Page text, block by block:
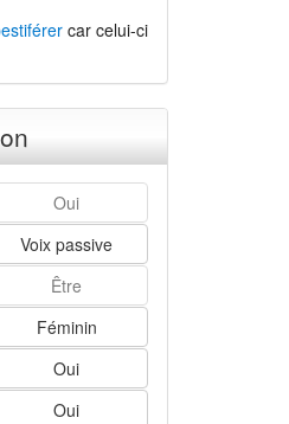
car celui-ci
Oui
Voix passive
Être
Féminin
Oui
Oui